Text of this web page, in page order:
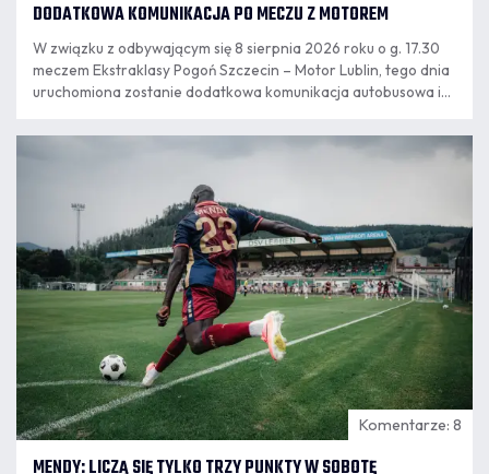
DODATKOWA KOMUNIKACJA PO MECZU Z MOTOREM
W związku z odbywającym się 8 sierpnia 2026 roku o g. 17.30
meczem Ekstraklasy Pogoń Szczecin – Motor Lublin, tego dnia
uruchomiona zostanie dodatkowa komunikacja autobusowa i
Komentarze: 8
MENDY: LICZĄ SIĘ TYLKO TRZY PUNKTY W SOBOTĘ